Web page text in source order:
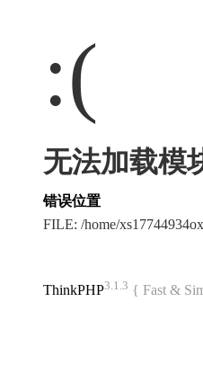
:(
无法加载模
错误位置
FILE: /home/
ThinkPHP3.1.3 { Fast &